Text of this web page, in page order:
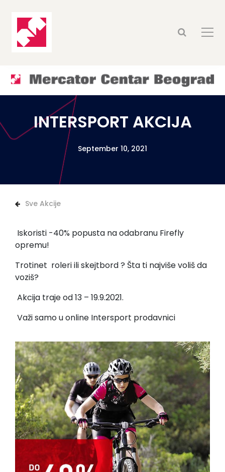
INTERSPORT AKCIJA
September 10, 2021
Sve Akcije
Iskoristi -40% popusta na odabranu Firefly
opremu!
Trotinet roleri ili skejtbord ? Šta ti najviše voliš da
voziš?
️ Akcija traje od 13 – 19.9.2021.
Važi samo u online Intersport prodavnici